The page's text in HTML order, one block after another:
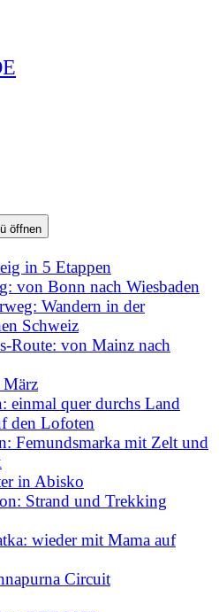
öffnen
in 5 Etappen
von Bonn nach Wiesbaden
Wandern in der
Schweiz
Route: von Mainz nach
einmal quer durchs Land
den Lofoten
Femundsmarka mit Zelt und
in Abisko
Strand und Trekking
wieder mit Mama auf
Circuit